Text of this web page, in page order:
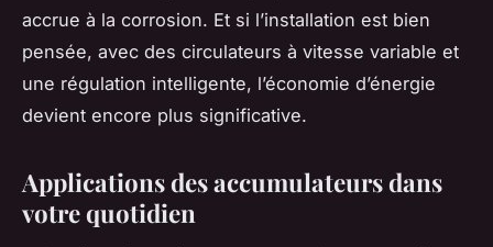
accrue à la corrosion. Et si l’installation est bien
pensée, avec des circulateurs à vitesse variable et
une régulation intelligente, l’économie d’énergie
devient encore plus significative.
Applications des accumulateurs dans
votre quotidien